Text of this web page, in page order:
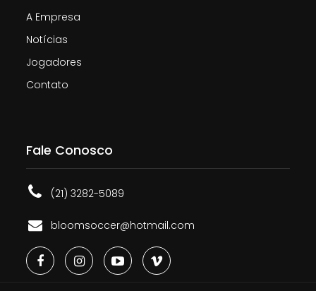
A Empresa
Notícias
Jogadores
Contato
Fale Conosco
(21) 3282-5089
bloomsoccer@hotmail.com